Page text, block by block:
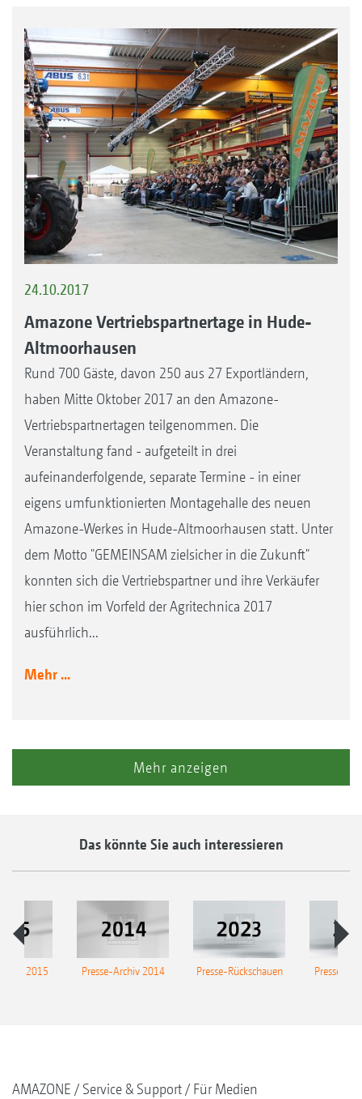
24.10.2017
Amazone Vertriebspartnertage in Hude-
Altmoorhausen
Rund 700 Gäste, davon 250 aus 27 Exportländern,
haben Mitte Oktober 2017 an den Amazone-
Vertriebspartnertagen teilgenommen. Die
Veranstaltung fand - aufgeteilt in drei
aufeinanderfolgende, separate Termine - in einer
eigens umfunktionierten Montagehalle des neuen
Amazone-Werkes in Hude-Altmoorhausen statt. Unter
dem Motto "GEMEINSAM zielsicher in die Zukunft"
konnten sich die Vertriebspartner und ihre Verkäufer
hier schon im Vorfeld der Agritechnica 2017
ausführlich...
Mehr ...
Mehr anzeigen
Das könnte Sie auch interessieren
2015 Presse-Archiv 2014 Presse-Rückschauen Presse-
AMAZONE Service & Support
Für Medien